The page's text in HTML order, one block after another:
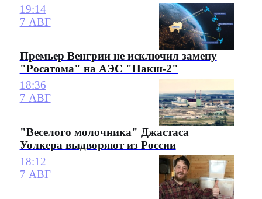
19:14
7 АВГ
Премьер Венгрии не исключил замену
"Росатома" на АЭС "Пакш-2"
18:36
7 АВГ
"Веселого молочника" Джастаса
Уолкера выдворяют из России
18:12
7 АВГ